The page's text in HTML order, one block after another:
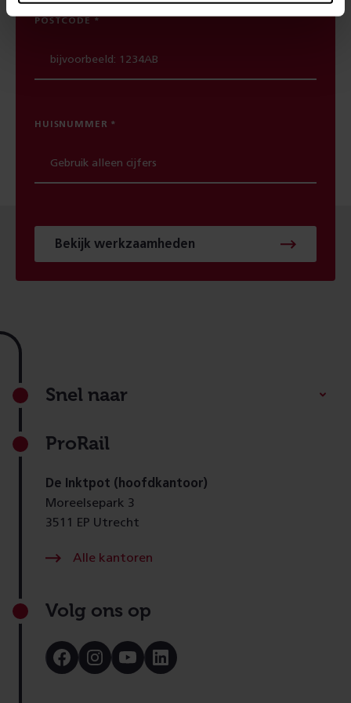
POSTCODE
HUISNUMMER
Bekijk werkzaamheden
Footer
Snel naar
ProRail
De Inktpot (hoofdkantoor)
Moreelsepark 3
3511 EP Utrecht
Alle kantoren
Volg ons op
Bezoek
onze
Bezoek
onze
Bezoek
onze
Bezoek
onze